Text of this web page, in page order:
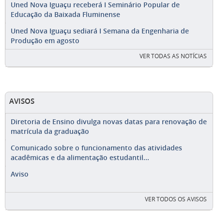
Uned Nova Iguaçu receberá I Seminário Popular de
Educação da Baixada Fluminense
Uned Nova Iguaçu sediará I Semana da Engenharia de
Produção em agosto
VER TODAS AS NOTÍCIAS
AVISOS
Diretoria de Ensino divulga novas datas para renovação de
matrícula da graduação
Comunicado sobre o funcionamento das atividades
acadêmicas e da alimentação estudantil...
Aviso
VER TODOS OS AVISOS